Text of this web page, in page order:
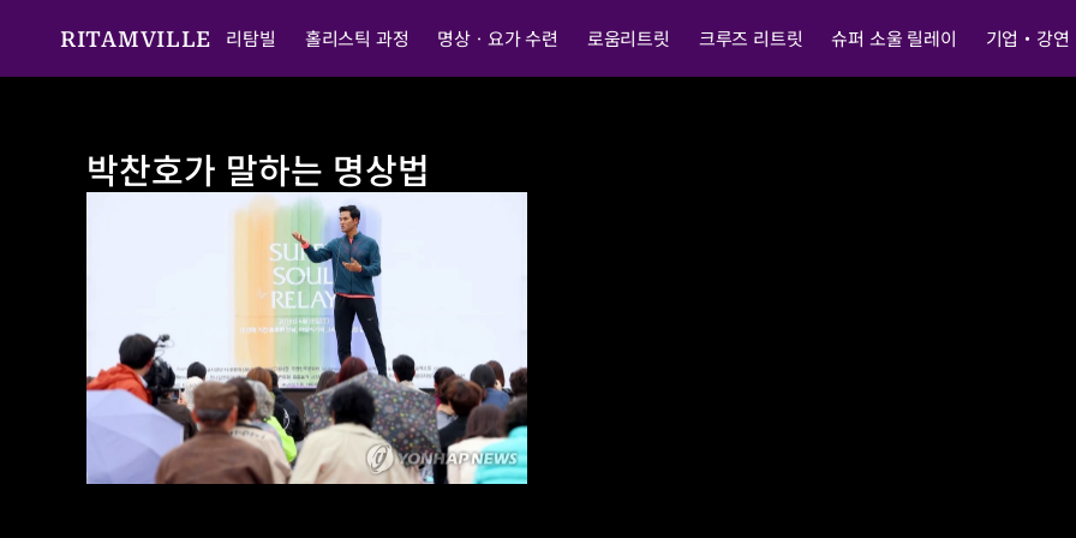
RITAMVILLE 리탐빌 홀리스틱 과정 명상ㆍ요가 수련 로움리트릿 크루즈 리트릿 슈퍼 소울 릴레이 기업・강연
박찬호가 말하는 명상법